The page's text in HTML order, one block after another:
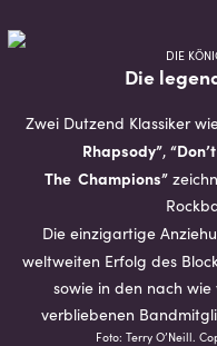
DIE
Die
Zwei Dutzend Klassiker
Rhapsody”,
The Champions”
Die einzigartige
weltweiten Erfolg des
sowie in den nach
verbliebenen
Foto: Terry O’Neill.